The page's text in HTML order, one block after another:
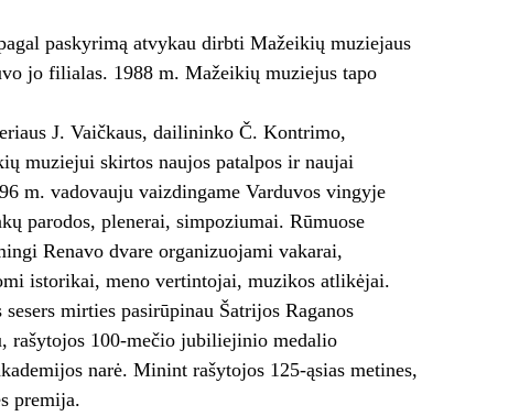
paskyrimą atvykau dirbti Mažeikių muziejaus
jo filialas. 1988 m. Mažeikių muziejus tapo
J. Vaičkaus, dailininko Č. Kontrimo,
muziejui skirtos naujos patalpos ir naujai
m. vadovauju vaizdingame Varduvos vingyje
parodos, plenerai, simpoziumai. Rūmuose
Renavo dvare organizuojami vakarai,
istorikai, meno vertintojai, muzikos atlikėjai.
mirties pasirūpinau Šatrijos Raganos
rašytojos 100-mečio jubiliejinio medalio
narė. Minint rašytojos 125-ąsias metines,
premija.